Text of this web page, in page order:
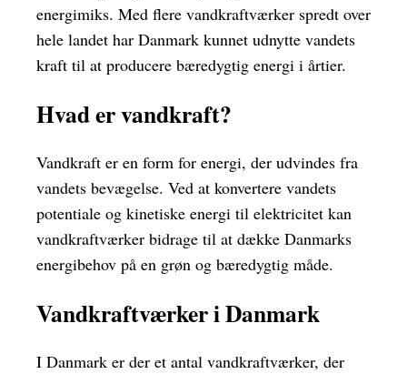
energimiks. Med flere vandkraftværker spredt over
hele landet har Danmark kunnet udnytte vandets
kraft til at producere bæredygtig energi i årtier.
Hvad er vandkraft?
Vandkraft er en form for energi, der udvindes fra
vandets bevægelse. Ved at konvertere vandets
potentiale og kinetiske energi til elektricitet kan
vandkraftværker bidrage til at dække Danmarks
energibehov på en grøn og bæredygtig måde.
Vandkraftværker i Danmark
I Danmark er der et antal vandkraftværker, der